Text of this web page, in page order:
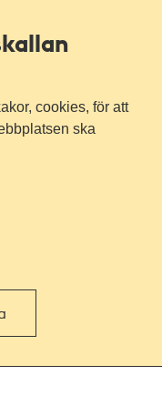
cookies, för att
ska